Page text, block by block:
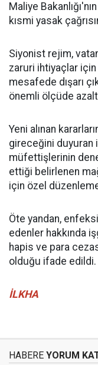
Maliye
kısmi yasak
Siyonist rejim,
zaruri ihtiyaçlar
mesafede dışarı
önemli ölçüde
Yeni alınan
gireceğini duyuran
müfettişlerinin
ettiği belirlenen
için özel
Öte yandan,
edenler hakkında
hapis ve para
olduğu ifade edildi.
İLKHA
HABERE YORUM